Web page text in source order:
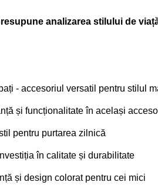
analizarea stilului de
- accesoriul versatil pentru stilul
și funcționalitate în același
pentru purtarea zilnică
în calitate și durabilitate
și design colorat pentru cei mici